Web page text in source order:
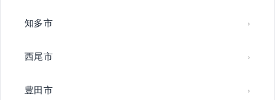
知多市
西尾市
豊田市